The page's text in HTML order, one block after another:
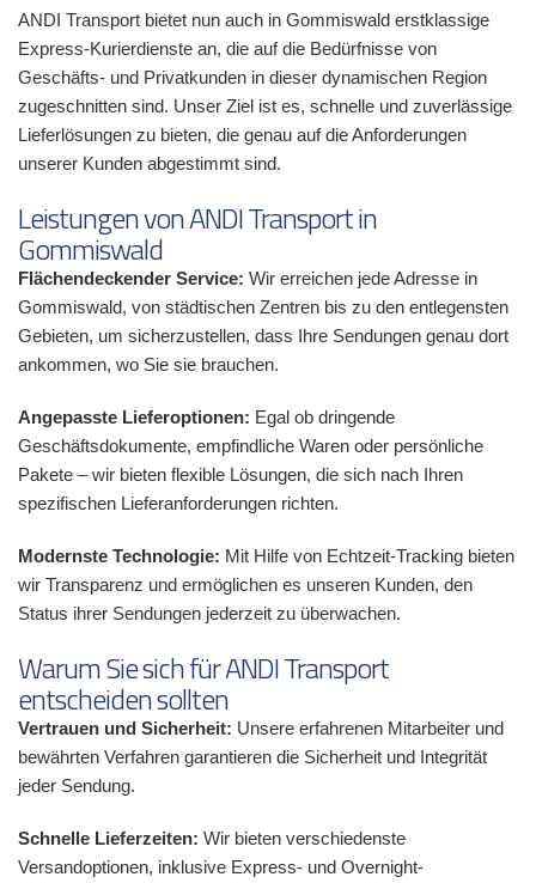
ANDI Transport bietet nun auch in Gommiswald erstklassige
Express-Kurierdienste an, die auf die Bedürfnisse von
Geschäfts- und Privatkunden in dieser dynamischen Region
zugeschnitten sind. Unser Ziel ist es, schnelle und zuverlässige
Lieferlösungen zu bieten, die genau auf die Anforderungen
unserer Kunden abgestimmt sind.
Leistungen von ANDI Transport in
Gommiswald
Flächendeckender Service: Wir erreichen jede Adresse in
Gommiswald, von städtischen Zentren bis zu den entlegensten
Gebieten, um sicherzustellen, dass Ihre Sendungen genau dort
ankommen, wo Sie sie brauchen.
Angepasste Lieferoptionen: Egal ob dringende
Geschäftsdokumente, empfindliche Waren oder persönliche
Pakete – wir bieten flexible Lösungen, die sich nach Ihren
spezifischen Lieferanforderungen richten.
Modernste Technologie: Mit Hilfe von Echtzeit-Tracking bieten
wir Transparenz und ermöglichen es unseren Kunden, den
Status ihrer Sendungen jederzeit zu überwachen.
Warum Sie sich für ANDI Transport
entscheiden sollten
Vertrauen und Sicherheit: Unsere erfahrenen Mitarbeiter und
bewährten Verfahren garantieren die Sicherheit und Integrität
jeder Sendung.
Schnelle Lieferzeiten: Wir bieten verschiedenste
Versandoptionen, inklusive Express- und Overnight-